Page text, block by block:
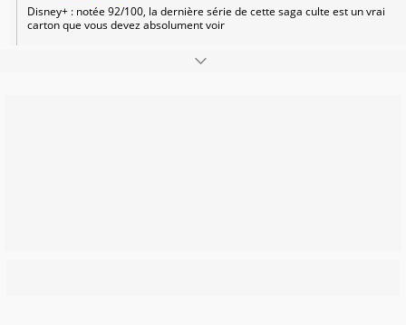
Disney+ : notée 92/100, la dernière série de cette saga culte est un vrai
carton que vous devez absolument voir